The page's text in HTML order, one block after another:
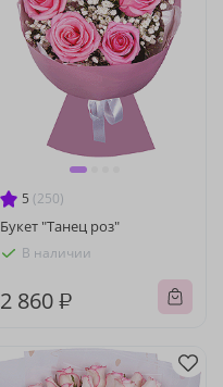
5 (250)
Букет "Танец роз"
В наличии
2 860 ₽